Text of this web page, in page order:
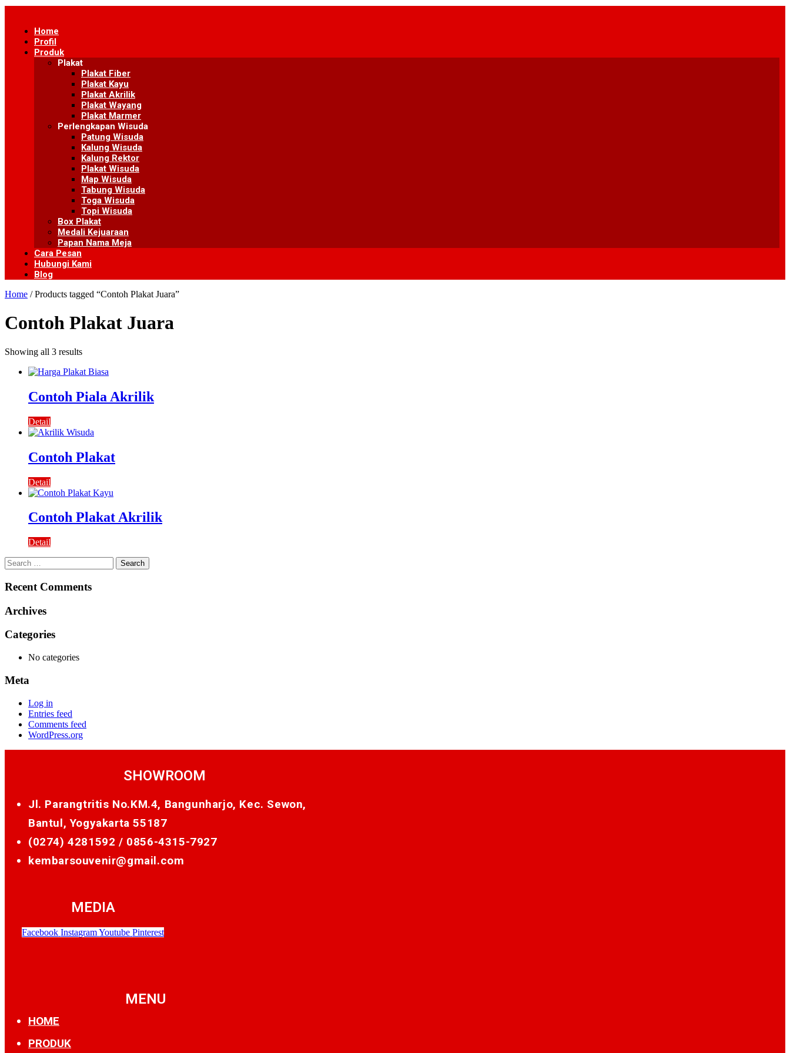
content
Home
Profil
Produk
Plakat
Plakat Fiber
Plakat Kayu
Plakat Akrilik
Plakat Wayang
Plakat Marmer
Perlengkapan Wisuda
Patung Wisuda
Kalung Wisuda
Kalung Rektor
Plakat Wisuda
Map Wisuda
Tabung Wisuda
Toga Wisuda
Topi Wisuda
Box Plakat
Medali Kejuaraan
Papan Nama Meja
Cara Pesan
Hubungi Kami
Blog
Home / Products tagged “Contoh Plakat Juara”
Contoh Plakat Juara
Showing all 3 results
Contoh Piala Akrilik
Detail
Contoh Plakat
Detail
Contoh Plakat Akrilik
Detail
Search
for:
Recent Comments
Archives
Categories
No categories
Meta
Log in
Entries feed
Comments feed
WordPress.org
SHOWROOM
Jl. Parangtritis No.KM.4, Bangunharjo, Kec. Sewon,
Bantul, Yogyakarta 55187
(0274) 4281592 / 0856-4315-7927
kembarsouvenir@gmail.com
MEDIA
Facebook Instagram Youtube Pinterest
MENU
HOME
PRODUK